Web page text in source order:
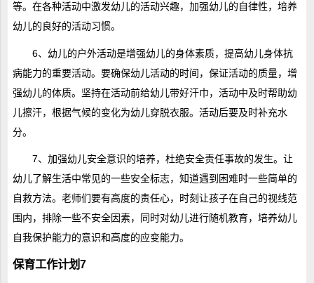
等。在各种活动中激发幼儿的活动兴趣，加强幼儿的自律性，培养
幼儿的良好的活动习惯。
6、幼儿的户外活动是增强幼儿的身体素质，提高幼儿身体抗
病能力的重要活动。要确保幼儿活动的时间，保证活动的质量，增
强幼儿的体质。坚持在活动前给幼儿带好汗巾，活动中及时帮助幼
儿擦汗，根据气候的变化为幼儿穿脱衣服。活动后要及时补充水
分。
7、加强幼儿安全意识的培养，杜绝安全责任事故的发生。让
幼儿了解生活中常见的一些安全标志，知道遇到困难时一些简单的
自救方法。老师们要有高度的责任心，时刻让孩子在自己的视线范
围内，排除一些不安全因素，同时对幼儿进行随机教育，培养幼儿
自我保护能力的意识和高度的应变能力。
保育工作计划7